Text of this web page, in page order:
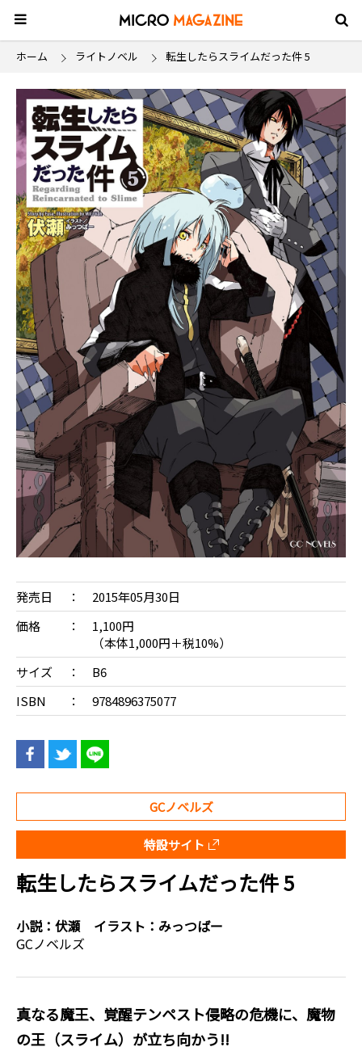
ホーム ライトノベル 転生したらスライムだった件 5
発売日
2015年05月30日
価格
1,100円
（本体1,000円＋税10%）
サイズ
B6
ISBN
9784896375077
GCノベルズ
特設サイト
転生したらスライムだった件 5
小説： 伏瀬 イラスト： みっつばー
GCノベルズ
真なる魔王、覚醒テンペスト侵略の危機に、魔物
の王（スライム）が立ち向かう!!